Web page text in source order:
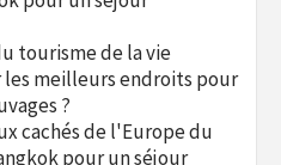
tourisme de la vie
meilleurs endroits pour
?
cachés de l'Europe du
pour un séjour